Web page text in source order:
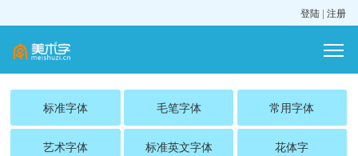
登陆 | 注册
标准字体 毛笔字体 常用字体
艺术字体 标准英文字体 花体字